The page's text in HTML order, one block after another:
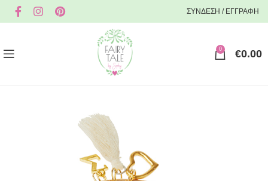
ΣΥΝΔΕΣΗ / ΕΓΓΡΑΦΗ
0 €0.00